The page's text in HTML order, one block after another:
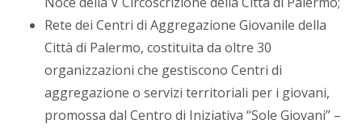
Rete dei Centri di Aggregazione Giovanile della
Città di Palermo, costituita da oltre 30
organizzazioni che gestiscono Centri di
aggregazione o servizi territoriali per i giovani,
promossa dal Centro di Iniziativa “Sole Giovani” –